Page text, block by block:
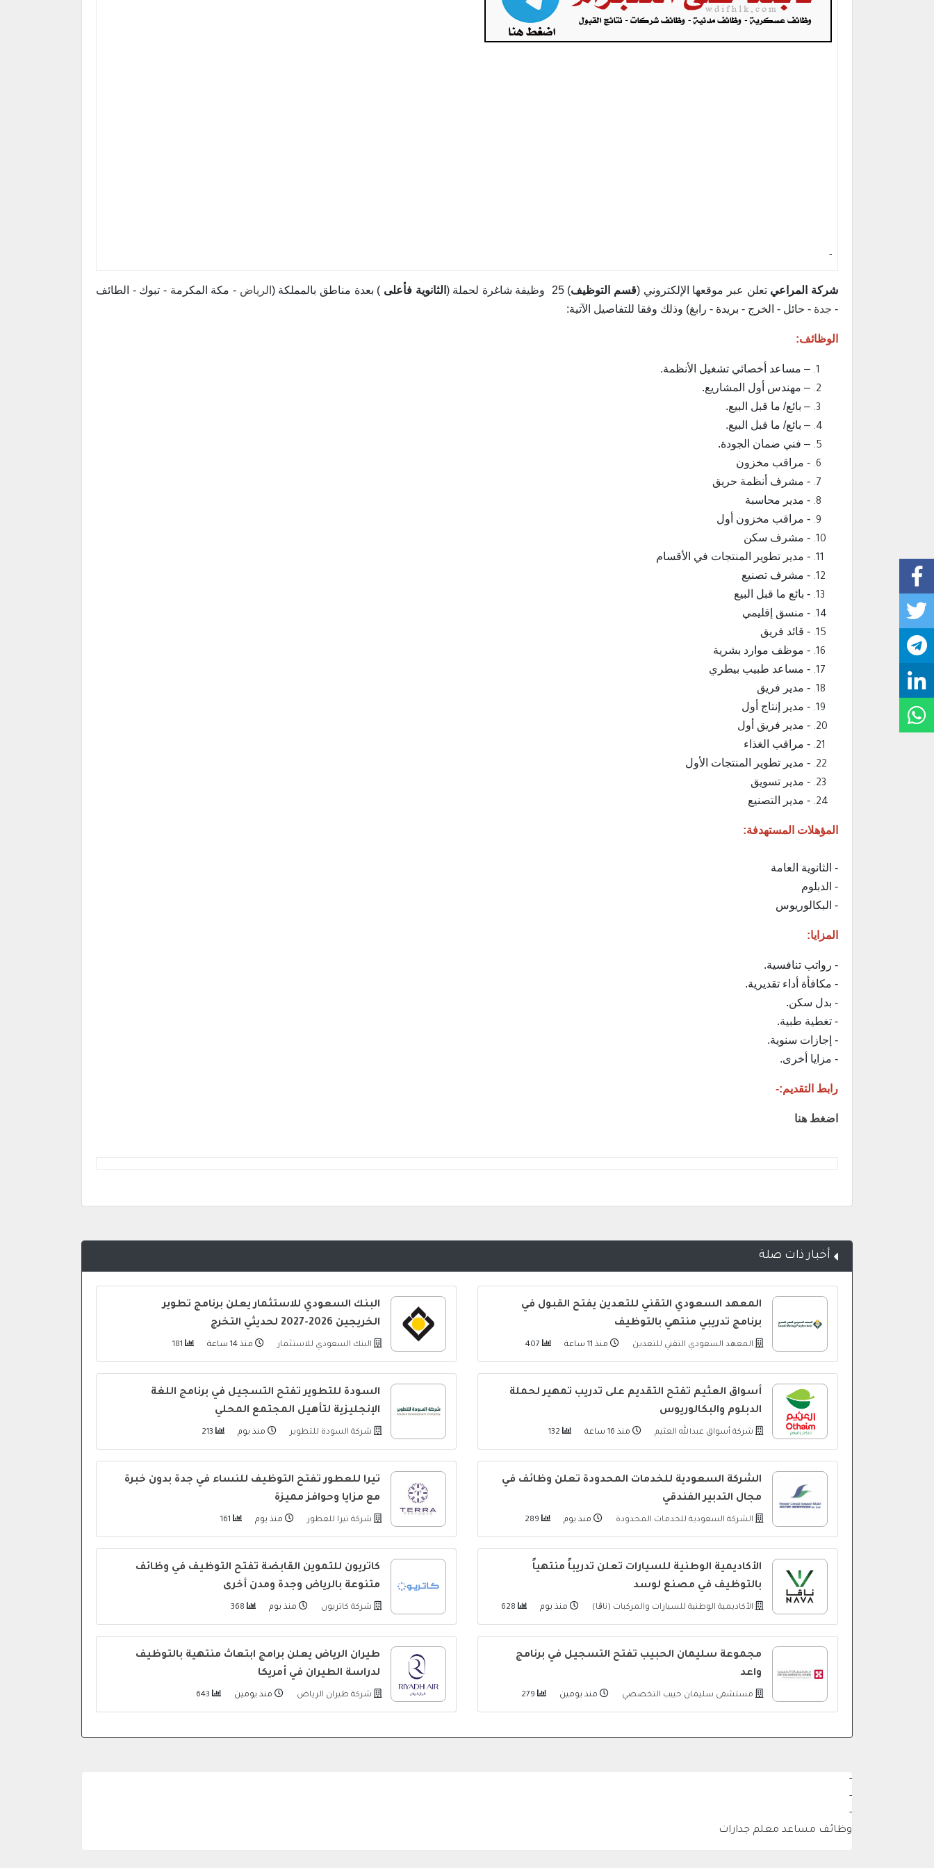
-
شركة المراعي تعلن عبر موقعها الإلكتروني (قسم التوظيف) 25 وظيفة شاغرة لحملة ( الثانوية فأعلى ) بعدة مناطق بالمملكة ( الرياض- مكة المكرمة - تبوك - الطائف
- جدة - حائل - الخرج - بريدة - رابغ) وذلك وفقا للتفاصيل الآتية:
الوظائف:
– مساعد أخصائي تشغيل الأنظمة.
– مهندس أول المشاريع.
– بائع/ ما قبل البيع.
– بائع/ ما قبل البيع.
– فني ضمان الجودة.
- مراقب مخزون
- مشرف أنظمة حريق
- مدير محاسبة
- مراقب مخزون أول
- مشرف سكن
- مدير تطوير المنتجات في الأقسام
- مشرف تصنيع
- بائع ما قبل البيع
- منسق إقليمي
- قائد فريق
- موظف موارد بشرية
- مساعد طبيب بيطري
- مدير فريق
- مدير إنتاج أول
- مدير فريق أول
- مراقب الغذاء
- مدير تطوير المنتجات الأول
- مدير تسويق
- مدير التصنيع
المؤهلات المستهدفة:
- الثانوية العامة
- الدبلوم
- البكالوريوس
المزايا:
- رواتب تنافسية.
- مكافأة أداء تقديرية.
- بدل سكن.
- تغطية طبية.
- إجازات سنوية.
- مزايا أخرى.
رابط التقديم:-
اضغط هنا
أخبار ذات صلة
المعهد السعودي التقني للتعدين يفتح القبول في
برنامج تدريبي منتهي بالتوظيف
المعهد السعودي التقني للتعدين منذ 11 ساعة
البنك السعودي للاستثمار يعلن برنامج تطوير
الخريجين 2026-2027 لحديثي التخرج
البنك السعودي للاستثمار منذ 14 ساعة
أسواق العثيم تفتح التقديم على تدريب تمهير لحملة
الدبلوم والبكالوريوس
شركة أسواق عبدالله العثيم منذ 16 ساعة
السودة للتطوير تفتح التسجيل في برنامج اللغة
الإنجليزية لتأهيل المجتمع المحلي
شركة السودة للتطوير منذ يوم
الشركة السعودية للخدمات المحدودة تعلن وظائف في
مجال التدبير الفندقي
الشركة السعودية للخدمات المحدودة منذ يوم
تيرا للعطور تفتح التوظيف للنساء في جدة بدون خبرة
مع مزايا وحوافز مميزة
شركة تيرا للعطور منذ يوم
الأكاديمية الوطنية للسيارات تعلن تدريباً منتهياً
بالتوظيف في مصنع لوسد
الأكاديمية الوطنية للسيارات والمركبات (ناڨا) منذ يوم
كاتريون للتموين القابضة تفتح التوظيف في وظائف
متنوعة بالرياض وجدة ومدن أخرى
شركة كاتريون منذ يوم
مجموعة سليمان الحبيب تفتح التسجيل في برنامج
واعد
مستشفى سليمان حبيب التخصصي منذ يومين
طيران الرياض يعلن برامج ابتعاث منتهية بالتوظيف
لدراسة الطيران في أمريكا
شركة طيران الرياض منذ يومين
-
-
-
وظائف مساعد معلم جدارات